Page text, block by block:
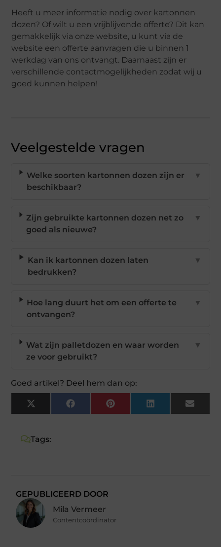
Heeft u meer informatie nodig over kartonnen
dozen? Of wilt u een vrijblijvende offerte? Dit kan
gemakkelijk via onze website, u kunt via de
website een offerte aanvragen die u binnen 1
werkdag van ons ontvangt. Daarnaast zijn er
verschillende contactmogelijkheden zodat wij u
goed kunnen helpen!
Veelgestelde vragen
Welke soorten kartonnen dozen zijn er
beschikbaar?
▼
Zijn gebruikte kartonnen dozen net zo
goed als nieuwe?
▼
Kan ik kartonnen dozen laten
bedrukken?
▼
Hoe lang duurt het om een offerte te
ontvangen?
▼
Wat zijn palletdozen en waar worden
ze voor gebruikt?
▼
Goed artikel? Deel hem dan op:
X
(Twitter)
FacebookPinterestLinkedIn Email
Tags:
GEPUBLICEERD DOOR
Mila Vermeer
Contentcoördinator